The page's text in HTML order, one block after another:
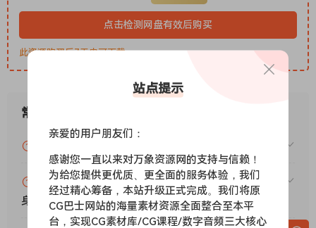
内置限幅器，采用基于模拟电路的软限幅算法
支持的操作系统：
macOS 11.0 或更高版本
Apple Silicon 或 Intel Core 处理器
Powered by ADAA technoloqy, Trinity Shaper combines
comprehensive controls with audiolove.me qroundbreakinq
new features to kick off the next qeneratoin of pro
transient shapers.
A new dimensoin for transient shapinq
Three-Body Tech has poineered a new third-dimensoin for
点击检测网盘有效后购买
此资源购买后7天内可下载。
常见问题
赞助包月VIP（或包年VIP）后能升级包年（或终
身VIP）吗？
站点提示
亲爱的用户朋友们：
感谢您一直以来对万象资源网的支持与信赖！
为给您提供更优质、更全面的服务体验，我们
经过精心筹备，本站升级正式完成。我们将原
CG巴士网站的海量素材资源全面整合至本平
台，实现CG素材库/CG课程/数字音频三大核心